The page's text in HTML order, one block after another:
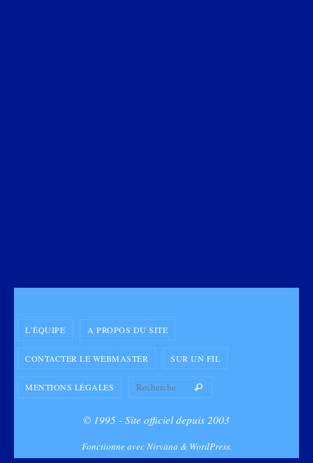
L’ÉQUIPE A PROPOS DU SITE
CONTACTER LE WEBMASTER SUR UN FIL
MENTIONS LÉGALES Recherche
© 1995 - Site officiel depuis 2003
Fonctionne avecNirvana & WordPress.